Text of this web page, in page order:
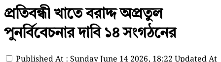
প্রতিবন্ধী খাতে বরাদ্দ অপ্রতুল
পুনর্বিবেচনার দাবি ১৪ সংগঠনের
Published At : Sunday June 14 2026, 18:22 Updated At